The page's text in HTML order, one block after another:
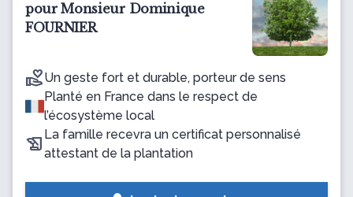
pour Monsieur Dominique
FOURNIER
Un geste fort et durable, porteur de sens
Planté en France dans le respect de
l’écosystème local
La famille recevra un certificat personnalisé
attestant de la plantation